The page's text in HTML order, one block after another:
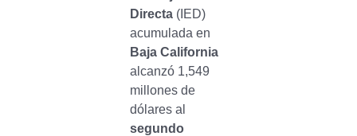
Directa(IED)
acumulada en
Baja California
alcanzó 1,549
millones de
dólares al
segundo